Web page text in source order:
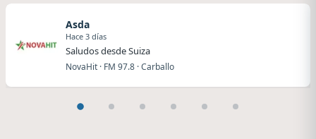
Asda
Hace 3 días
Saludos desde Suiza
NovaHit · FM 97.8 · Carballo